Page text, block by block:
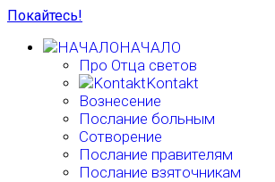
Покайтесь!
НАЧАЛО
Про Отца светов
Kontakt
Вознесение
Послание больным
Сотворение
Послание правителям
Послание взяточникам